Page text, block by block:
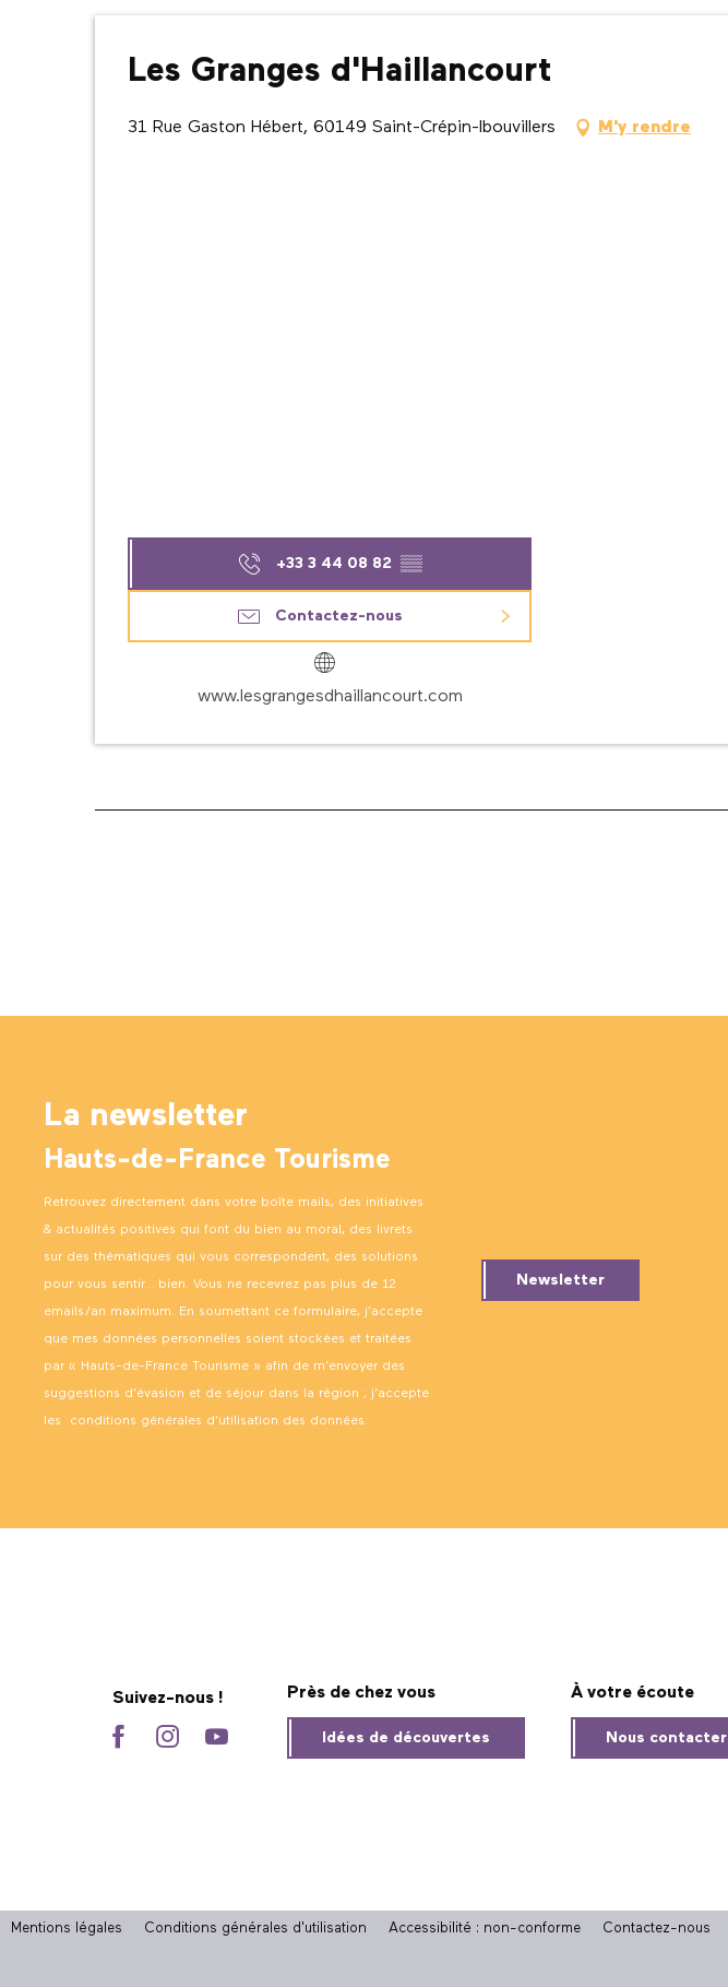
Les Granges d'Haillancourt
31 Rue Gaston Hébert, 60149 Saint-Crépin-Ibouvillers M'y rendre
+33 3 44 08 82 ▒▒
Contactez-nous
www.lesgrangesdhaillancourt.com
La newsletter
Hauts-de-France Tourisme
Retrouvez directement dans votre boîte mails, des initiatives
& actualités positives qui font du bien au moral, des livrets
sur des thématiques qui vous correspondent, des solutions
pour vous sentir… bien. Vous ne recevrez pas plus de 12
emails/an maximum. En soumettant ce formulaire, j’accepte
que mes données personnelles soient stockées et traitées
par « Hauts-de-France Tourisme » afin de m’envoyer des
suggestions d’évasion et de séjour dans la région ; j’accepte
les conditions générales d’utilisation des données.
Newsletter
Suivez-nous ! Près de chez vous
Idées de découvertes
À votre écoute
Nous contacter
Mentions légales Conditions générales d'utilisation Accessibilité : non-conforme Contactez-nous